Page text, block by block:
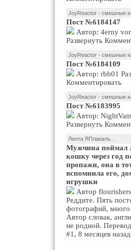
JoyReactor - смешные
Пост №6184147
Развернуть
JoyReactor - смешные
Пост №6184109
Комментировать
JoyReactor - смешные
Пост №6183995
Развернуть
Лента ЯПлакалъ...
Мужчина поймал
кошку через год
пропажи, она в
вспомнила его,
игрушки
Реддите. Пять
фотографий, много
Автор словак,
не родной.
#1, 8 месяцев